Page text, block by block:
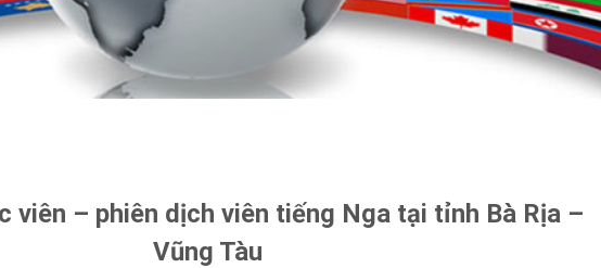
viên – phiên dịch viên tiếng Nga tại tỉnh Bà Rịa –
Vũng Tàu